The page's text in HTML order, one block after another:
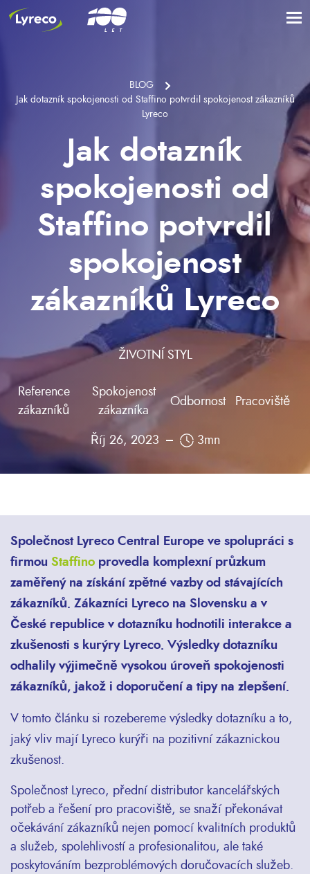
BLOG
Jak dotazník spokojenosti od Staffino potvrdil spokojenost zákazníků
Lyreco
Jak dotazník
spokojenosti od
Staffino potvrdil
spokojenost
zákazníků Lyreco
ŽIVOTNÍ STYL
Reference
zákazníků
Spokojenost
zákazníka
Odbornost Pracoviště
Říj 26, 2023 3mn
Společnost Lyreco Central Europe ve spolupráci s
firmou Staffino provedla komplexní průzkum
zaměřený na získání zpětné vazby od stávajících
zákazníků. Zákazníci Lyreco na Slovensku a v
České republice v dotazníku hodnotili interakce a
zkušenosti s kurýry Lyreco. Výsledky dotazníku
odhalily výjimečně vysokou úroveň spokojenosti
zákazníků, jakož i doporučení a tipy na zlepšení.
V tomto článku si rozebereme výsledky dotazníku a to,
jaký vliv mají Lyreco kurýři na pozitivní zákaznickou
zkušenost.
Společnost Lyreco, přední distributor kancelářských
potřeb a řešení pro pracoviště, se snaží překonávat
očekávání zákazníků nejen pomocí kvalitních produktů
a služeb, spolehlivostí a profesionalitou, ale také
poskytováním bezproblémových doručovacích služeb.